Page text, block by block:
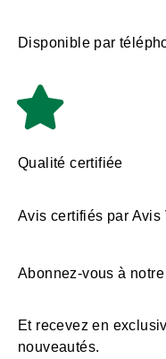
Disponible par
Qualité certifiée
Avis certifiés par Avis
Abonnez-vous à
Et recevez en
nouveautés.